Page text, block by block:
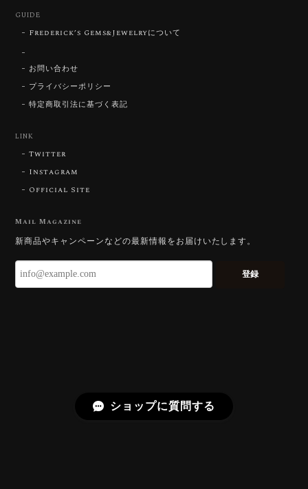
ずっと待ち望んでいたカットを運よく購入できて嬉し
いです。 ウルウルとギラギラを一度に見ることができ
る不思議なカットだと感じました。強い煌めきだけで
で、そう感じていただけたことがなにより
です。Star Rose Cut™ は中心から外へ広
GUIDE
Frederick’s Gems&Jewelryについて
お問い合わせ
プライバシーポリシー
特定商取引法に基づく表記
LINK
Twitter
Instagram
Official Site
Mail Magazine
新商品やキャンペーンなどの最新情報をお届けいたします。
登録
ショップに質問する